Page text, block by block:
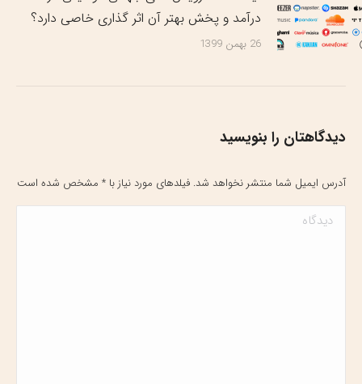
درآمد و پخش بهتر آن اثر گذاری خاصی دارد؟
26 بهمن 1399
دیدگاهتان را بنویسید
آدرس ایمیل شما منتشر نخواهد شد. فیلدهای مورد نیاز با * مشخص شده است
دیدگاه